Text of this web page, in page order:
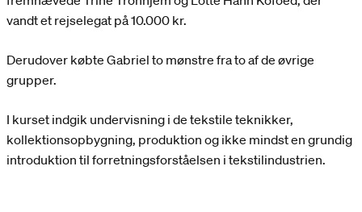
vandt et rejselegat på 10.000 kr.
Derudover købte Gabriel to mønstre fra to af de øvrige
grupper.
I kurset indgik undervisning i de tekstile teknikker,
kollektionsopbygning, produktion og ikke mindst en grundig
introduktion til forretningsforståelsen i tekstilindustrien.